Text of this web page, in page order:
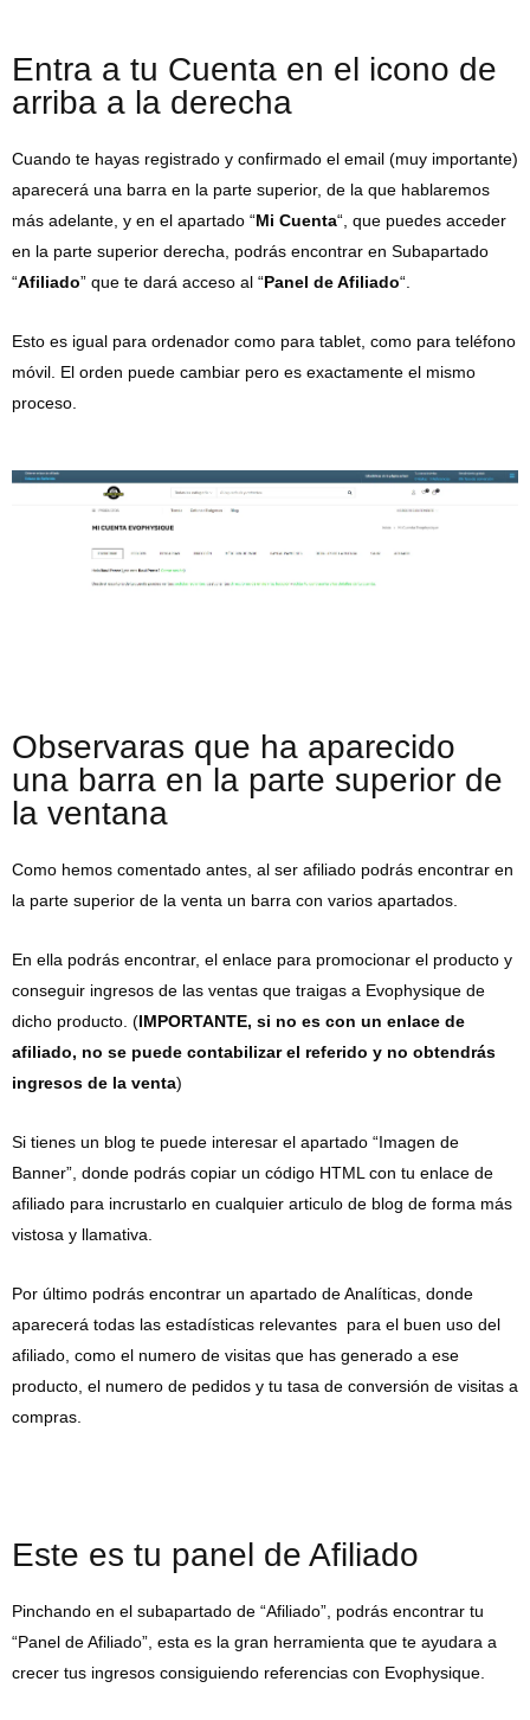
Entra a tu Cuenta en el icono de
arriba a la derecha
Cuando te hayas registrado y confirmado el email (muy importante)
aparecerá una barra en la parte superior, de la que hablaremos
más adelante, y en el apartado “Mi Cuenta“, que puedes acceder
en la parte superior derecha, podrás encontrar en Subapartado
“Afiliado” que te dará acceso al “Panel de Afiliado“.
Esto es igual para ordenador como para tablet, como para teléfono
móvil. El orden puede cambiar pero es exactamente el mismo
proceso.
Observaras que ha aparecido
una barra en la parte superior de
la ventana
Como hemos comentado antes, al ser afiliado podrás encontrar en
la parte superior de la venta un barra con varios apartados.
En ella podrás encontrar, el enlace para promocionar el producto y
conseguir ingresos de las ventas que traigas a Evophysique de
dicho producto. (IMPORTANTE, si no es con un enlace de
afiliado, no se puede contabilizar el referido y no obtendrás
ingresos de la venta)
Si tienes un blog te puede interesar el apartado “Imagen de
Banner”, donde podrás copiar un código HTML con tu enlace de
afiliado para incrustarlo en cualquier articulo de blog de forma más
vistosa y llamativa.
Por último podrás encontrar un apartado de Analíticas, donde
aparecerá todas las estadísticas relevantes para el buen uso del
afiliado, como el numero de visitas que has generado a ese
producto, el numero de pedidos y tu tasa de conversión de visitas a
compras.
Este es tu panel de Afiliado
Pinchando en el subapartado de “Afiliado”, podrás encontrar tu
“Panel de Afiliado”, esta es la gran herramienta que te ayudara a
crecer tus ingresos consiguiendo referencias con Evophysique.